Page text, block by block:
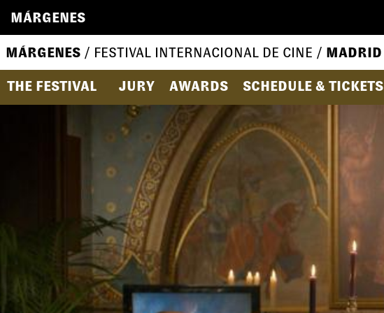
MÁRGENES
MÁRGENES / FESTIVAL INTERNACIONAL DE CINE / MADRID
THE FESTIVAL JURY AWARDS SCHEDULE & TICKETS